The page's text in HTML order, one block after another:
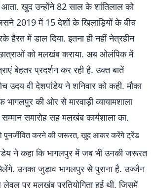
खुद उन्होंने 82 साल के शांतिलाल को
2019 में 15 देशों के खिलाड़ियों के बीच
हैरत में डाल दिया. इतना ही नहीं नेत्रहीन
छात्राओं को मलखंब कराया. अब ओलंपिक में
बेहतर प्रदर्शन कर रही है. उक्त बातें
उदय वी देशपांडेय ने शनिवार को कही. मौका
की ओर से मारवाड़ी व्यायामशाला
समारोह सह मलखंब कार्यशाला का.
पुनर्जीवित करने की जरूरत, खुद आकर करेंगे ट्रेंड
ने कहा कि भागलपुर में जब भी उनकी जरूरत
उनका जुड़ाव भागलपुर से पुराना है. उज्जैन
पर मलखंब प्रतियोगिता हुई थी, जिसमें